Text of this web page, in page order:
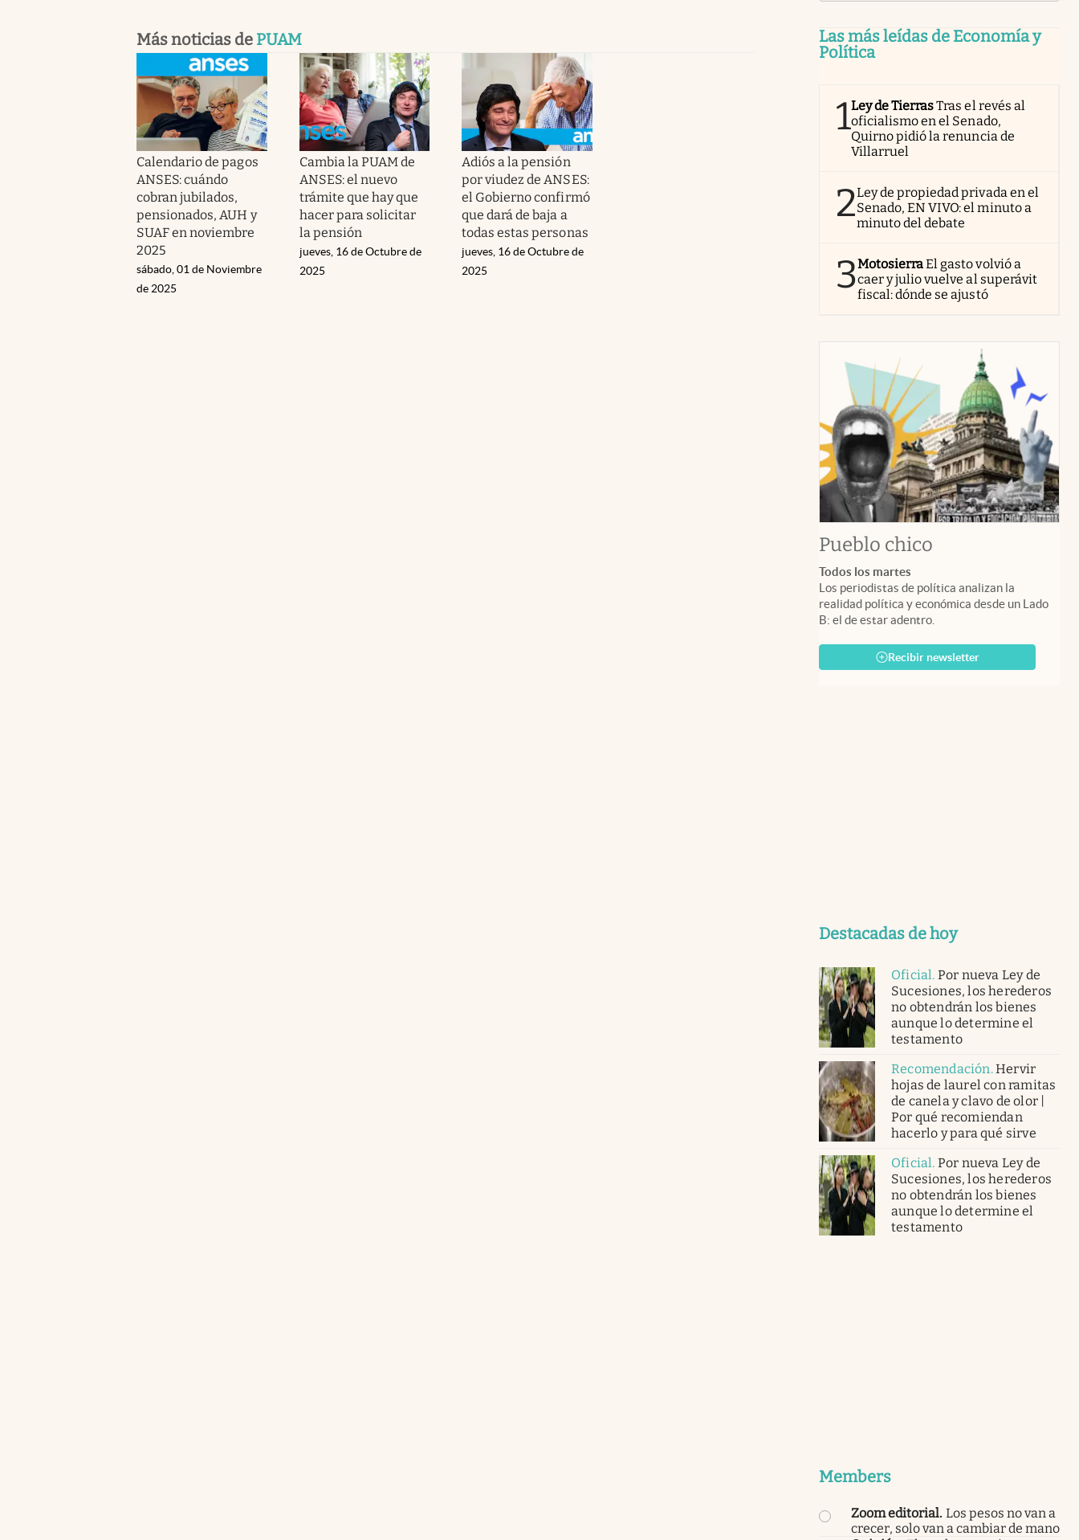
Más noticias de PUAM
Calendario de pagos
ANSES: cuándo
cobran jubilados,
pensionados, AUH y
SUAF en noviembre
2025
sábado, 01 de Noviembre
de 2025
Cambia la PUAM de
ANSES: el nuevo
trámite que hay que
hacer para solicitar
la pensión
jueves, 16 de Octubre de
2025
Adiós a la pensión
por viudez de ANSES:
el Gobierno confirmó
que dará de baja a
todas estas personas
jueves, 16 de Octubre de
2025
Las más leídas de Economía y
Política
1Ley de TierrasTras el revés al
oficialismo en el Senado,
Quirno pidió la renuncia de
Villarruel
2Ley de propiedad privada en el
Senado, EN VIVO: el minuto a
minuto del debate
3MotosierraEl gasto volvió a
caer y julio vuelve al superávit
fiscal: dónde se ajustó
Pueblo chico
Todos los martes
Los periodistas de política analizan la
realidad política y económica desde un Lado
B: el de estar adentro.
Recibir newsletter
Destacadas de hoy
Oficial. Por nueva Ley de
Sucesiones, los herederos
no obtendrán los bienes
aunque lo determine el
testamento
Recomendación.Hervir
hojas de laurel con ramitas
de canela y clavo de olor |
Por qué recomiendan
hacerlo y para qué sirve
Oficial. Por nueva Ley de
Sucesiones, los herederos
no obtendrán los bienes
aunque lo determine el
testamento
Members
Zoom editorial. Los pesos no van a
crecer, solo van a cambiar de mano